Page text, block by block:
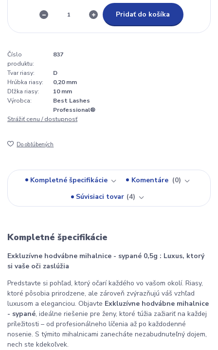
Pridať do košíka
Číslo
produktu:
837
Tvar riasy:
D
Hrúbka riasy:
0,20 mm
Dľžka riasy:
10 mm
Výrobca:
Best Lashes
Professional®
Strážiť cenu / dostupnosť
Do obľúbených
Kompletné špecifikácie Komentáre
0
Súvisiaci tovar 4
Kompletné špecifikácie
Exkluzívne hodvábne mihalnice - sypané 0,5g : Luxus, ktorý
si vaše oči zaslúžia
Predstavte si pohľad, ktorý očarí každého vo vašom okolí. Riasy,
ktoré pôsobia prirodzene, ale zároveň zvýrazňujú váš vzhľad
luxusom a eleganciou. Objavte Exkluzívne hodvábne mihalnice
- sypané, ideálne riešenie pre ženy, ktoré túžia zažiariť na každej
príležitosti – od profesionálneho líčenia až po každodenné
nosenie. S týmito mihalnicami zanecháte nezabudnuteľný dojem,
nech ste kdekoľvek.